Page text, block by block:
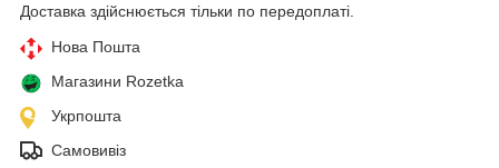
Доставка здійснюється тільки по передоплаті.
Нова Пошта
Магазини Rozetka
Укрпошта
Самовивіз